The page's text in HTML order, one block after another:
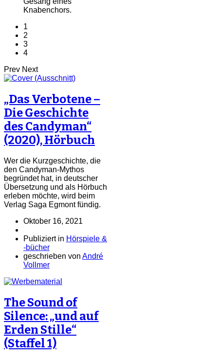
Knabenchors.
1
2
3
4
Prev Next
„Das Verbotene –
Die Geschichte
des Candyman“
(2020), Hörbuch
Wer die Kurzgeschichte, die
den Candyman-Mythos
begründet hat, in deutscher
Übersetzung und als Hörbuch
erleben möchte, wird beim
Verlag Saga Egmont fündig.
Oktober 16, 2021
Publiziert in Hörspiele &
-bücher
geschrieben von André
Vollmer
The Sound of
Silence: „und auf
Erden Stille“
(Staffel 1)